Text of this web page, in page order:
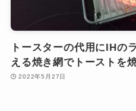
トースターの代用にIHの
える焼き網でトーストを
2022年5月27日